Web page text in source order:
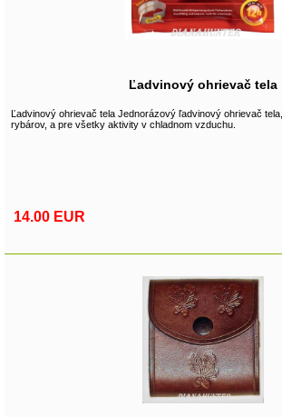
Ľadvinový ohrievač tela
Ľadvinový ohrievač tela Jednorázový ľadvinový ohrievač
rybárov, a pre všetky aktivity v chladnom vzduchu.
14.00 EUR